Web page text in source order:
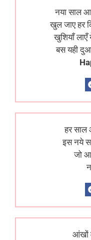
नया साल
खुल जाए हर
खुशियाँ
बस यही
हर साल
इस नये
जो
आंखों